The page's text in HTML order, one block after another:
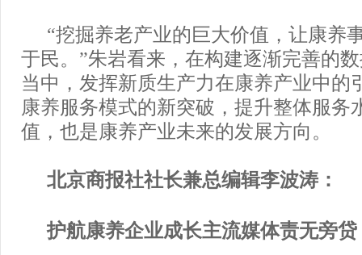
“挖掘养老产业的巨大价值，让康养
于民。”朱岩看来，在构建逐渐完善的
当中，发挥新质生产力在康养产业中的
康养服务模式的新突破，提升整体服务
值，也是康养产业未来的发展方向。
北京商报社社长兼总编辑李波涛：
护航康养企业成长主流媒体责无旁贷